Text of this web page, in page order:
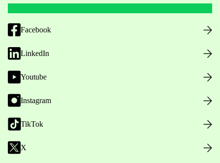
Facebook
LinkedIn
Youtube
Instagram
TikTok
X